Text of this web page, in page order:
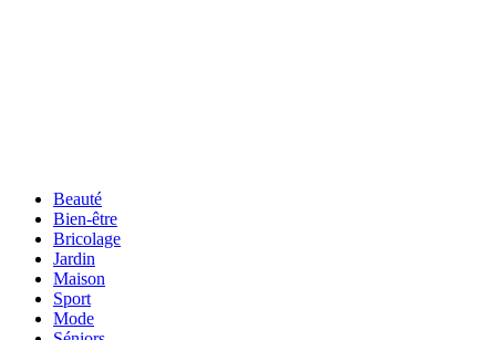
Beauté
Bien-être
Bricolage
Jardin
Maison
Sport
Mode